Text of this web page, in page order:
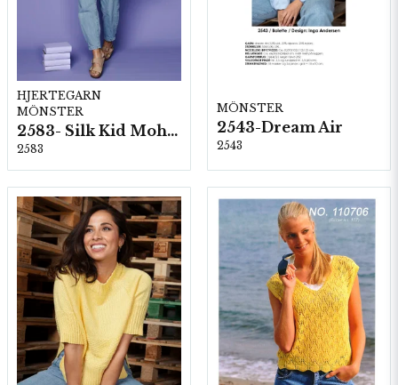
HJERTEGARN
MÖNSTER
2583- Silk Kid Mohair
2583
MÖNSTER
2543-Dream Air
2543